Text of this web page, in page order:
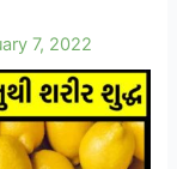
7, 2022